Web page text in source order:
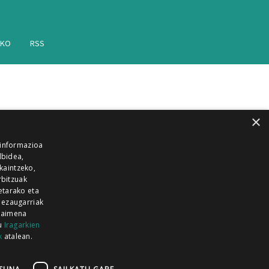
RSS
GUKA
×
eta
Iragarkien
atalean.